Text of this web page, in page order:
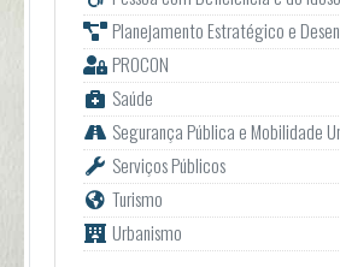
Planejamento Estratégico e
PROCON
Saúde
Segurança Pública e Mobilidade
Serviços Públicos
Turismo
Urbanismo